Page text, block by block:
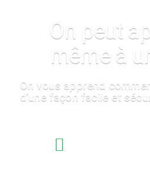
FORMATIONS
RESSOURCES
PROMOTIONS
On peut
même à
On vous apprend
d’une façon facile et